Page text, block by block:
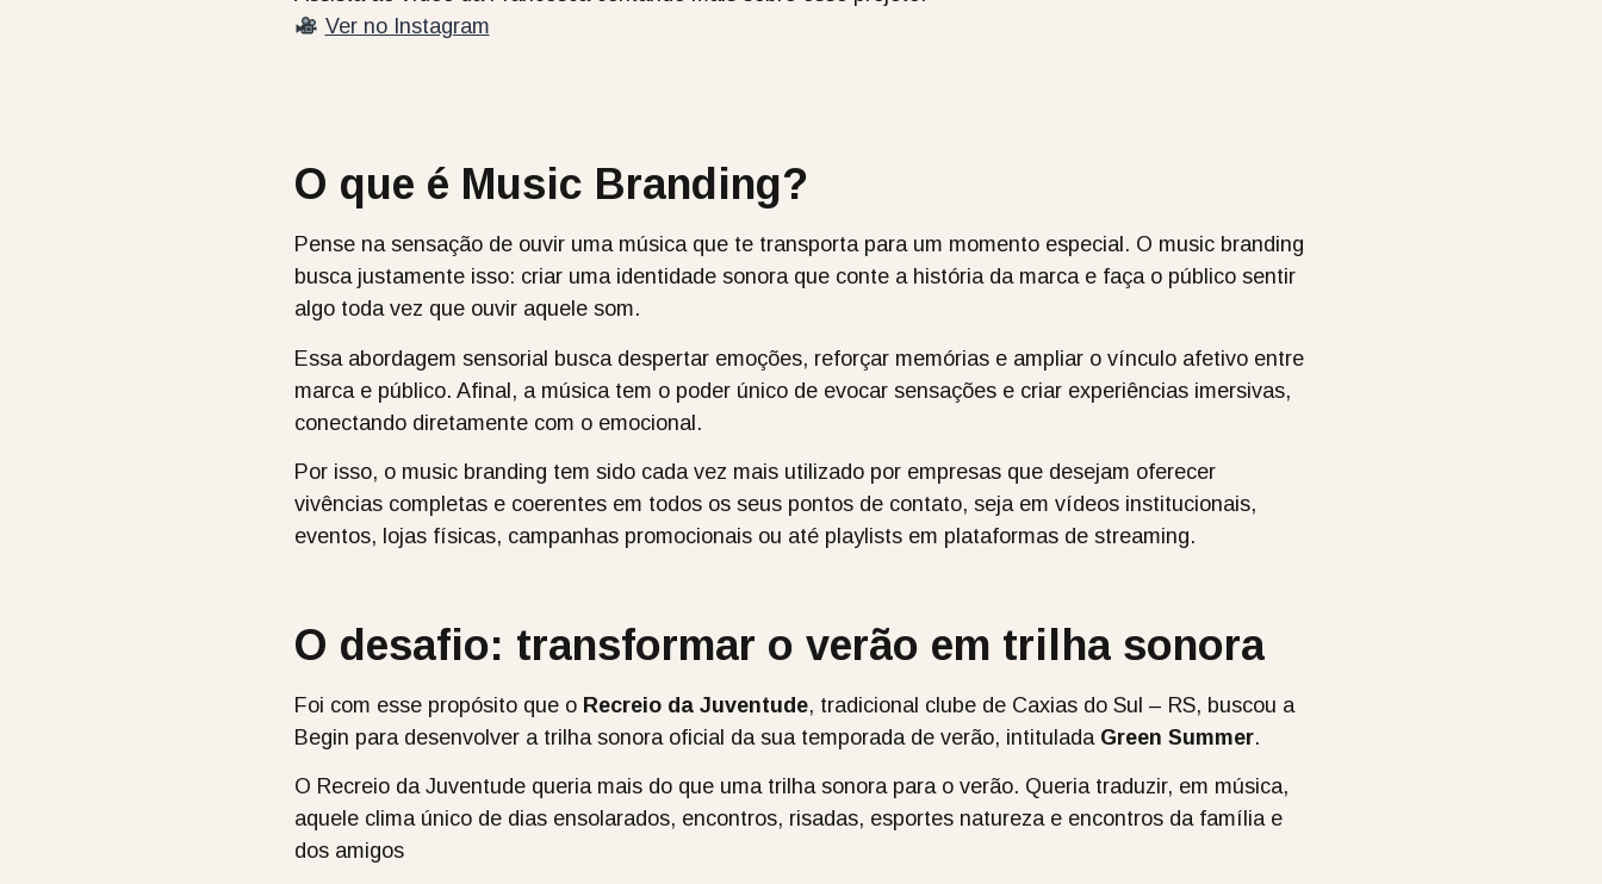
Ver no Instagram
O que é Music Branding?
Pense na sensação de ouvir uma música que te transporta para um momento especial. O music branding
busca justamente isso: criar uma identidade sonora que conte a história da marca e faça o público sentir
algo toda vez que ouvir aquele som.
Essa abordagem sensorial busca despertar emoções, reforçar memórias e ampliar o vínculo afetivo entre
marca e público. Afinal, a música tem o poder único de evocar sensações e criar experiências imersivas,
conectando diretamente com o emocional.
Por isso, o music branding tem sido cada vez mais utilizado por empresas que desejam oferecer
vivências completas e coerentes em todos os seus pontos de contato, seja em vídeos institucionais,
eventos, lojas físicas, campanhas promocionais ou até playlists em plataformas de streaming.
O desafio: transformar o verão em trilha sonora
Foi com esse propósito que o Recreio da Juventude, tradicional clube de Caxias do Sul – RS, buscou a
Begin para desenvolver a trilha sonora oficial da sua temporada de verão, intitulada Green Summer.
O Recreio da Juventude queria mais do que uma trilha sonora para o verão. Queria traduzir, em música,
aquele clima único de dias ensolarados, encontros, risadas, esportes natureza e encontros da família e
dos amigos